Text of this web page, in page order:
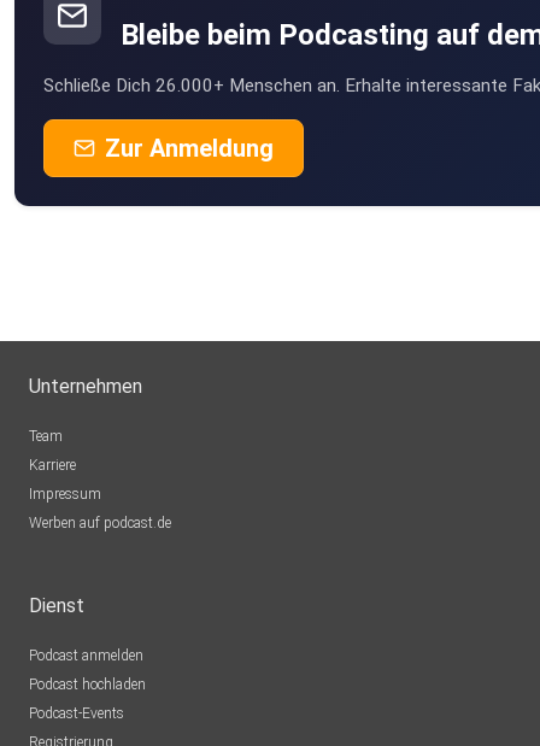
Weissach
Bleibe beim Podcasting auf
Schließe Dich 26.000+ Menschen an. Erhalte interessante
Zur Anmeldung
Unternehmen
Team
Karriere
Impressum
Werben auf podcast.de
Dienst
Podcast anmelden
Podcast hochladen
Podcast-Events
Registrierung